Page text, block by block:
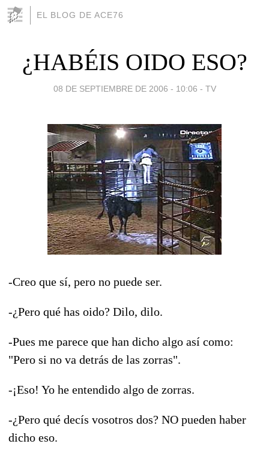
EL BLOG DE ACE76
¿HABÉIS OIDO ESO?
08 DE SEPTIEMBRE DE 2006 - 10:06 - TV
-Creo que sí, pero no puede ser.
-¿Pero qué has oido? Dilo, dilo.
-Pues me parece que han dicho algo así como:
"Pero si no va detrás de las zorras".
-¡Eso! Yo he entendido algo de zorras.
-¿Pero qué decís vosotros dos? NO pueden haber
dicho eso.